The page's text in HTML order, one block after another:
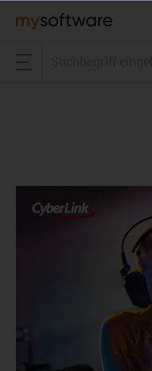
springen